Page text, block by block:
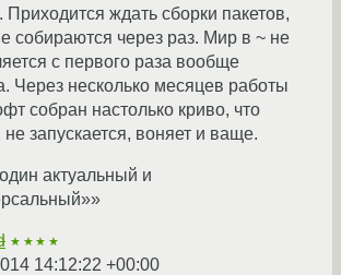
Приходится ждать сборки пакетов,
собираются через раз. Мир в ~ не
с первого раза вообще
Через несколько месяцев работы
собран настолько криво, что
не запускается, воняет и ваще.
актуальный и
★★★★
14:12:22 +00:00